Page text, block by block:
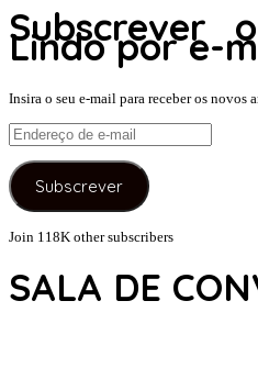
Subscrever
Lindo por e-
Insira o seu e-mail para receber os novos
Endereço
de
e-
mail
Subscrever
Join 118K other subscribers
SALA DE